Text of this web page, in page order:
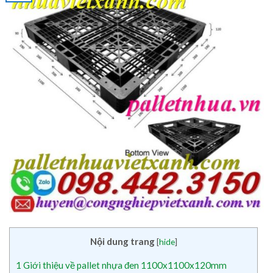
Nội dung trang [hide]
1 Giới thiệu về pallet nhựa đen 1100x1100x120mm